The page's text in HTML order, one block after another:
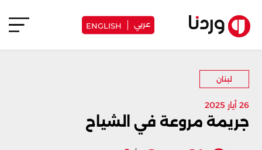
عربي ENGLISH
لبنان
26 أيار 2025
جريمة مروعة في الشياح